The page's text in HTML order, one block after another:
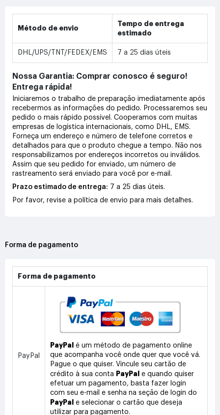
Método de envio
Tempo de entrega
estimado
DHL/UPS/TNT/FEDEX/EMS 7 a 25 dias úteis
Nossa Garantia: Comprar conosco é seguro!
Entrega rápida!
Iniciaremos o trabalho de preparação imediatamente após
recebermos as informações do pedido. Processaremos seu
pedido o mais rápido possível. Cooperamos com muitas
empresas de logística internacionais, como DHL, EMS.
Forneça um endereço e número de telefone corretos e
detalhados para que o produto chegue a tempo. Não nos
responsabilizamos por endereços incorretos ou inválidos.
Assim que seu pedido for enviado, um número de
rastreamento será enviado para você por e-mail.
Prazo estimado de entrega: 7 a 25 dias úteis.
Por favor, revise a política de envio para mais detalhes.
Forma de pagamento
Forma de pagamento
PayPal
PayPal
é um método de pagamento online
que acompanha você onde quer que você vá.
Pague o que quiser. Vincule seu cartão de
crédito à sua conta PayPal
e quando quiser
efetuar um pagamento, basta fazer login
com seu e-mail e senha na seção de login do
PayPal
e selecionar o cartão que deseja
utilizar para pagamento.